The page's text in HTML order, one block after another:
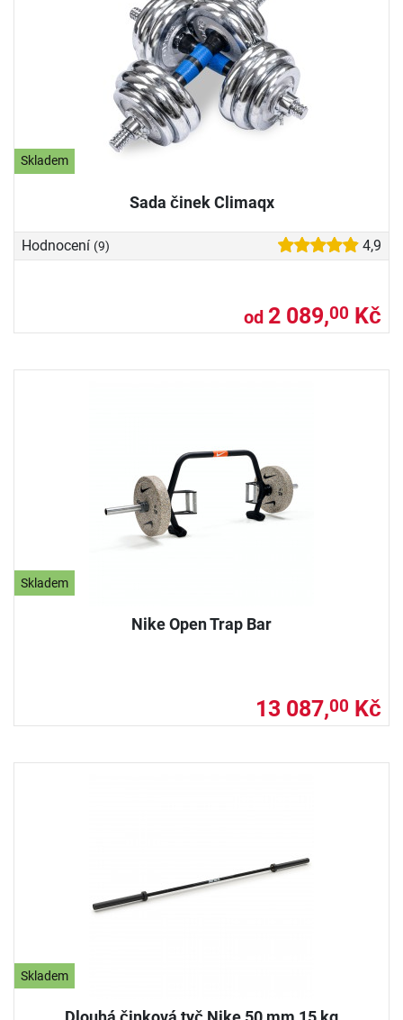
Skladem
Sada činek Climaqx
Hodnocení (9) 4,9
od 2 089,00 Kč
Skladem
Nike Open Trap Bar
13 087,00 Kč
Skladem